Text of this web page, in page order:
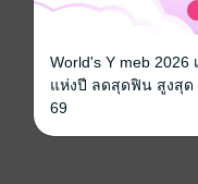
World's Y meb
แห่งปี ลดสุดฟิน สูงสุด
69